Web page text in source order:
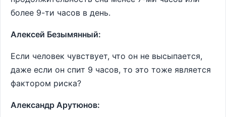
более 9-ти часов в день.
Алексей Безымянный:
Если человек чувствует, что он не высыпается,
даже если он спит 9 часов, то это тоже является
фактором риска?
Александр Арутюнов: